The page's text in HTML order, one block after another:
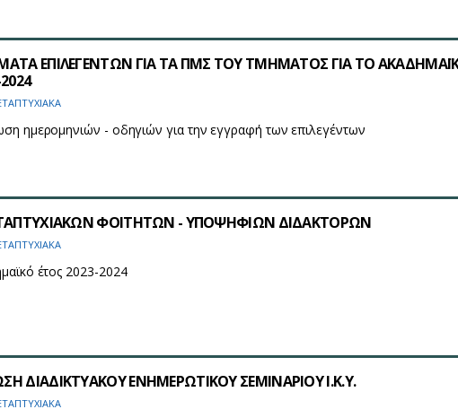
ΕΠΙΛΕΓΕΝΤΩΝ ΓΙΑ ΤΑ ΠΜΣ ΤΟΥ ΤΜΗΜΑΤΟΣ ΓΙΑ ΤΟ
ημερομηνιών - οδηγιών για την εγγραφή των επιλεγέντων
ΦΟΙΤΗΤΩΝ - ΥΠΟΨΗΦΙΩΝ ΔΙΔΑΚΤΟΡΩΝ
έτος 2023-2024
ΔΙΑΔΙΚΤΥΑΚΟΥ ΕΝΗΜΕΡΩΤΙΚΟΥ ΣΕΜΙΝΑΡΙΟΥ Ι.Κ.Υ.